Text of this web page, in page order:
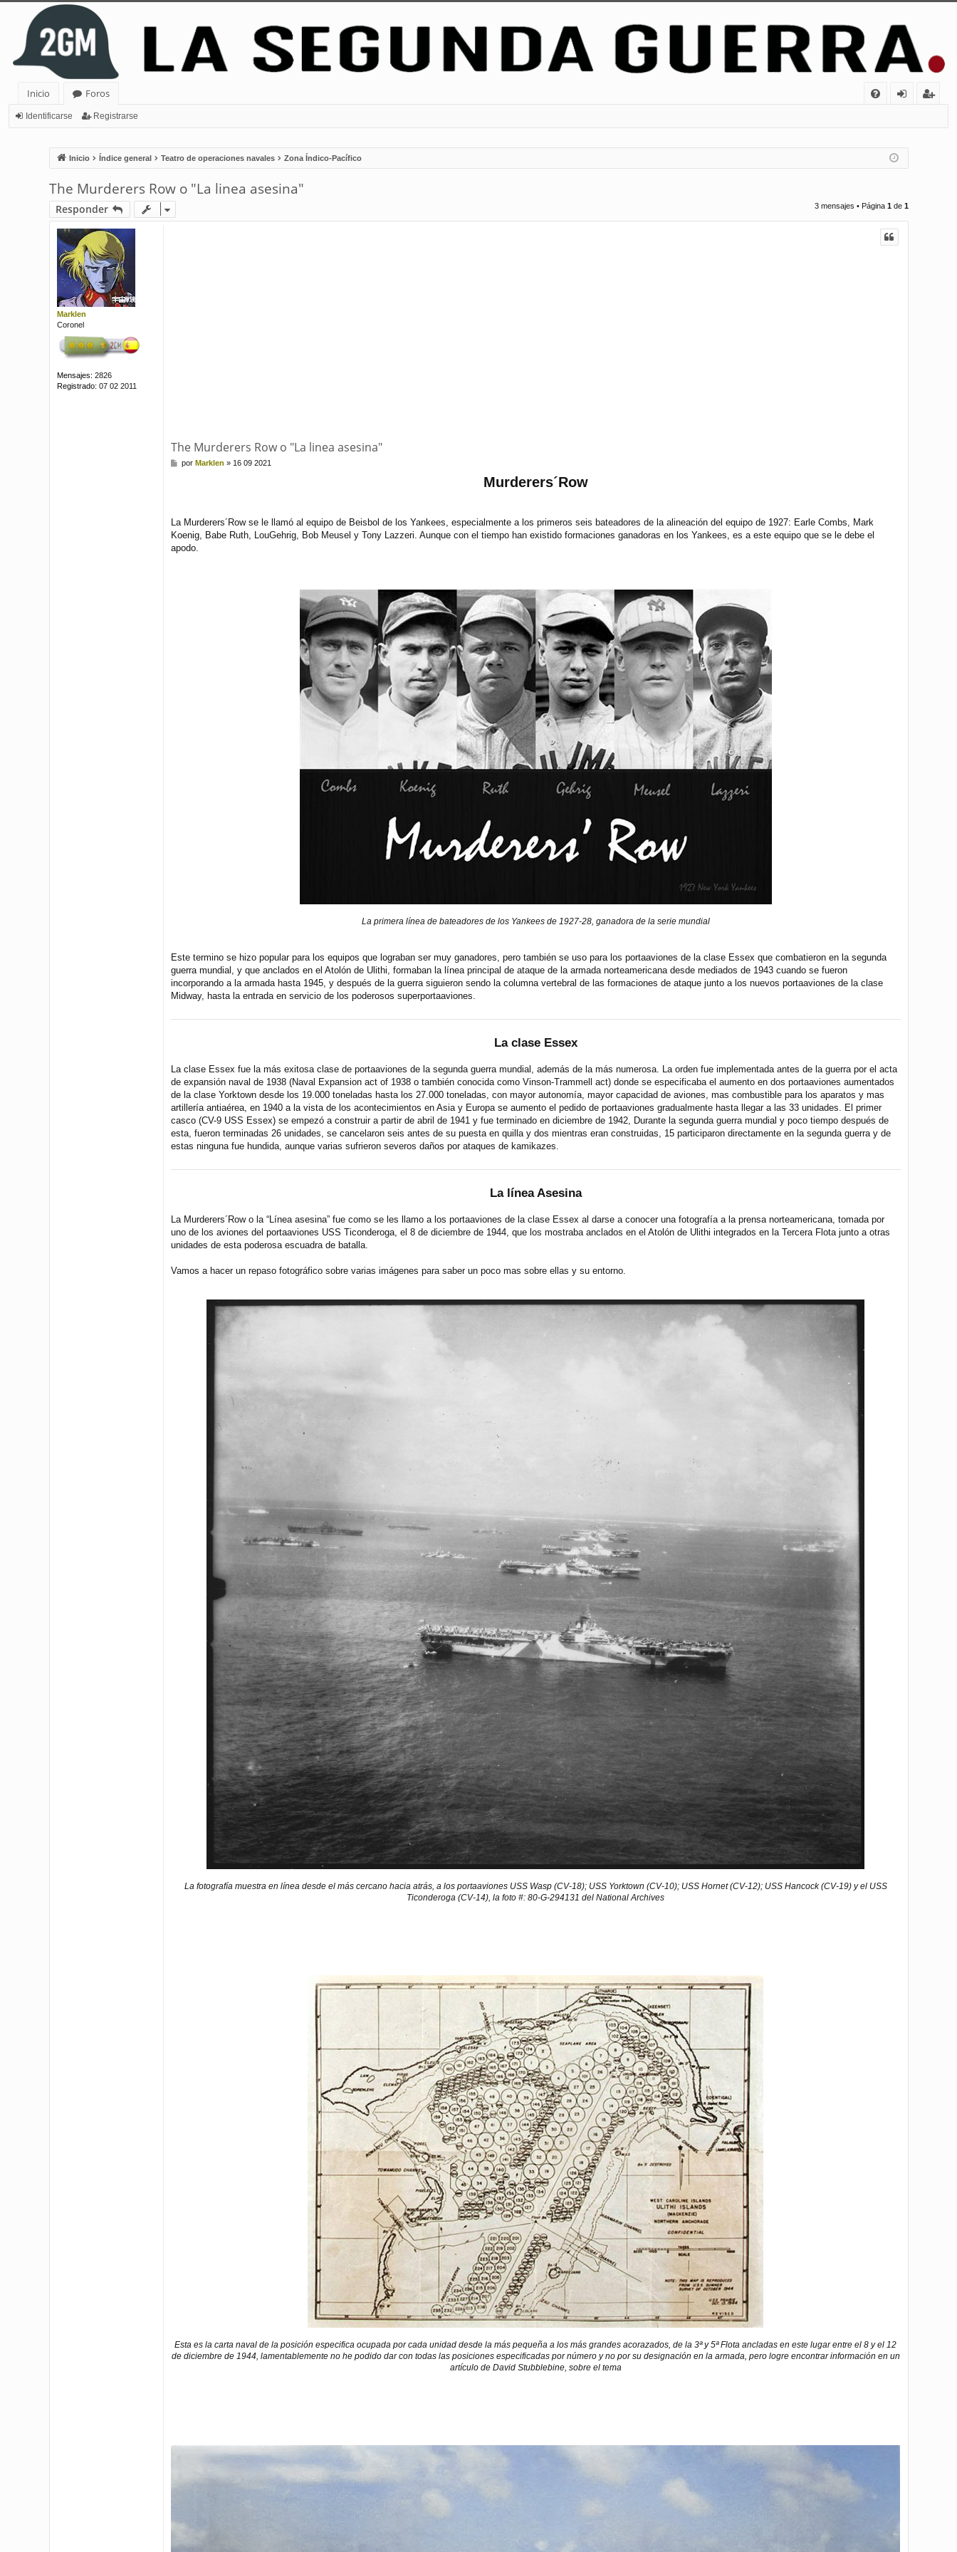
Inicio
Foros
rs
e
Identificarse Registrarse
Inicio Índice general Teatro de operaciones navales Zona Índico-Pacífico
The Murderers Row o "La linea asesina"
Responder 3 mensajes • Página 1de 1
Marklen
Coronel
Mensajes: 2826
Registrado: 07 02 2011
The Murderers Row o "La linea asesina"
M
e
porMarklen » 16 09 2021
Murderers´Row
La Murderers´Row se le llamó al equipo de Beisbol de los Yankees, especialmente a los primeros seis bateadores de la alineación del equipo de 1927: Earle Combs, Mark
Koenig, Babe Ruth, LouGehrig, Bob Meusel y Tony Lazzeri. Aunque con el tiempo han existido formaciones ganadoras en los Yankees, es a este equipo que se le debe el
apodo.
La primera línea de bateadores de los Yankees de 1927-28, ganadora de la serie mundial
Este termino se hizo popular para los equipos que lograban ser muy ganadores, pero también se uso para los portaaviones de la clase Essex que combatieron en la segunda
guerra mundial, y que anclados en el Atolón de Ulithi, formaban la línea principal de ataque de la armada norteamericana desde mediados de 1943 cuando se fueron
incorporando a la armada hasta 1945, y después de la guerra siguieron sendo la columna vertebral de las formaciones de ataque junto a los nuevos portaaviones de la clase
Midway, hasta la entrada en servicio de los poderosos superportaaviones.
La clase Essex
La clase Essex fue la más exitosa clase de portaaviones de la segunda guerra mundial, además de la más numerosa. La orden fue implementada antes de la guerra por el acta
de expansión naval de 1938 (Naval Expansion act of 1938 o también conocida como Vinson-Trammell act) donde se especificaba el aumento en dos portaaviones aumentados
de la clase Yorktown desde los 19.000 toneladas hasta los 27.000 toneladas, con mayor autonomía, mayor capacidad de aviones, mas combustible para los aparatos y mas
artillería antiaérea, en 1940 a la vista de los acontecimientos en Asia y Europa se aumento el pedido de portaaviones gradualmente hasta llegar a las 33 unidades. El primer
casco (CV-9 USS Essex) se empezó a construir a partir de abril de 1941 y fue terminado en diciembre de 1942, Durante la segunda guerra mundial y poco tiempo después de
esta, fueron terminadas 26 unidades, se cancelaron seis antes de su puesta en quilla y dos mientras eran construidas, 15 participaron directamente en la segunda guerra y de
estas ninguna fue hundida, aunque varias sufrieron severos daños por ataques de kamikazes.
La línea Asesina
La Murderers´Row o la “Línea asesina” fue como se les llamo a los portaaviones de la clase Essex al darse a conocer una fotografía a la prensa norteamericana, tomada por
uno de los aviones del portaaviones USS Ticonderoga, el 8 de diciembre de 1944, que los mostraba anclados en el Atolón de Ulithi integrados en la Tercera Flota junto a otras
unidades de esta poderosa escuadra de batalla.
Vamos a hacer un repaso fotográfico sobre varias imágenes para saber un poco mas sobre ellas y su entorno.
La fotografía muestra en línea desde el más cercano hacia atrás, a los portaaviones USS Wasp (CV-18); USS Yorktown (CV-10); USS Hornet (CV-12); USS Hancock (CV-19) y el USS
Ticonderoga (CV-14), la foto #: 80-G-294131 del National Archives
Esta es la carta naval de la posición especifica ocupada por cada unidad desde la más pequeña a los más grandes acorazados, de la 3ª y 5ª Flota ancladas en este lugar entre el 8 y el 12
de diciembre de 1944, lamentablemente no he podido dar con todas las posiciones especificadas por número y no por su designación en la armada, pero logre encontrar información en un
artículo de David Stubblebine, sobre el tema